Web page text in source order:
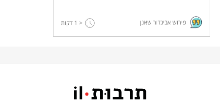
פירוש אביגדור שאנן < 1 דקות